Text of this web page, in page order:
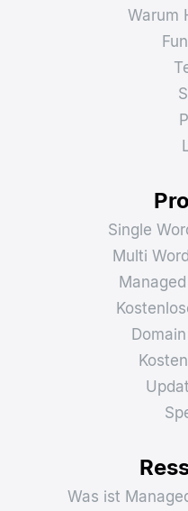
Warum
Single
Multi
Was ist